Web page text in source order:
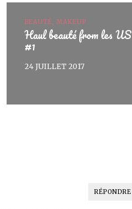
BEAUTÉ, MAKEUP
Haul beauté from les
#1
24 JUILLET 2017
RÉPONDRE